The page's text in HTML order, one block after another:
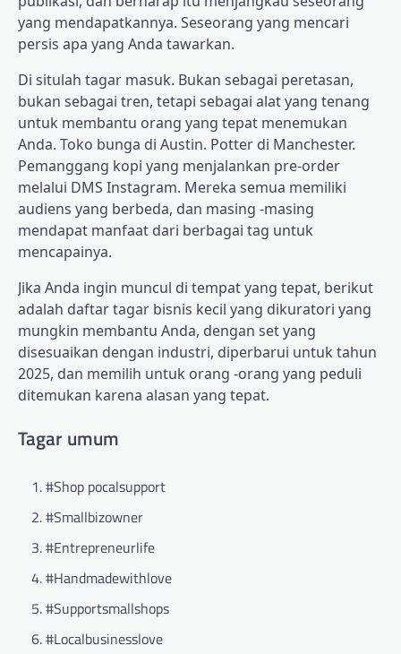
yang mendapatkannya. Seseorang yang mencari
persis apa yang Anda tawarkan.
Di situlah tagar masuk. Bukan sebagai peretasan,
bukan sebagai tren, tetapi sebagai alat yang tenang
untuk membantu orang yang tepat menemukan
Anda. Toko bunga di Austin. Potter di Manchester.
Pemanggang kopi yang menjalankan pre-order
melalui DMS Instagram. Mereka semua memiliki
audiens yang berbeda, dan masing -masing
mendapat manfaat dari berbagai tag untuk
mencapainya.
Jika Anda ingin muncul di tempat yang tepat, berikut
adalah daftar tagar bisnis kecil yang dikuratori yang
mungkin membantu Anda, dengan set yang
disesuaikan dengan industri, diperbarui untuk tahun
2025, dan memilih untuk orang -orang yang peduli
ditemukan karena alasan yang tepat.
Tagar umum
#Shop pocalsupport
#Smallbizowner
#Entrepreneurlife
#Handmadewithlove
#Supportsmallshops
#Localbusinesslove